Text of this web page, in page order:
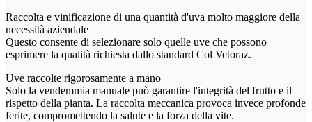
Raccolta e vinificazione di una quantità d'uva molto maggiore della
necessità aziendale
Questo consente di selezionare solo quelle uve che possono
esprimere la qualità richiesta dallo standard Col Vetoraz.
Uve raccolte rigorosamente a mano
Solo la vendemmia manuale può garantire l'integrità del frutto e il
rispetto della pianta. La raccolta meccanica provoca invece profonde
ferite, compromettendo la salute e la forza della vite.